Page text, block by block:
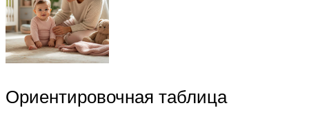
Ориентировочная таблица